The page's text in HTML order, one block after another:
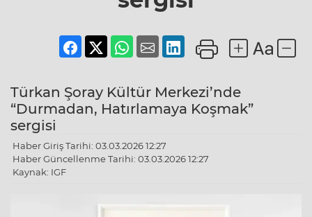
Türkan Şoray Kültür Merkezi’nde
“Durmadan, Hatırlamaya Koşmak”
sergisi
Haber Giriş Tarihi: 03.03.2026 12:27
Haber Güncellenme Tarihi: 03.03.2026 12:27
Kaynak: IGF